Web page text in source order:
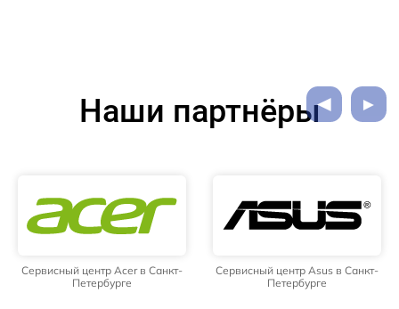
Наши партнёры
Сервисный центр Acer в Санкт-
Петербурге
Сервисный центр Asus в Санкт-
Петербурге